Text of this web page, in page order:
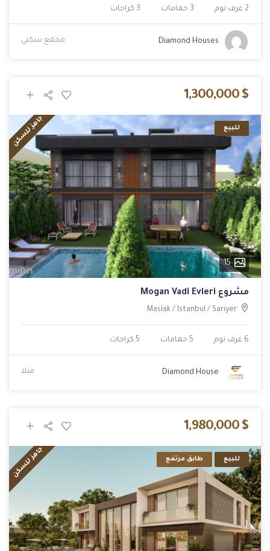
2 غرف نوم 3 حمامات 3 كراجات
Diamond Houses مجمع سكني
$ 1,300,000
للبيع جاهز للسكن
15
مشروع Mogan Vadi Evleri
Maslak / Istanbul / Sariyer
6 غرف نوم 5 حمامات 5 كراجات
Diamond House فيلا
$ 1,980,000
للبيع طابق مرتفع جاهز للسكن